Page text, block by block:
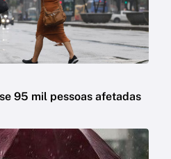
95 mil pessoas afetadas